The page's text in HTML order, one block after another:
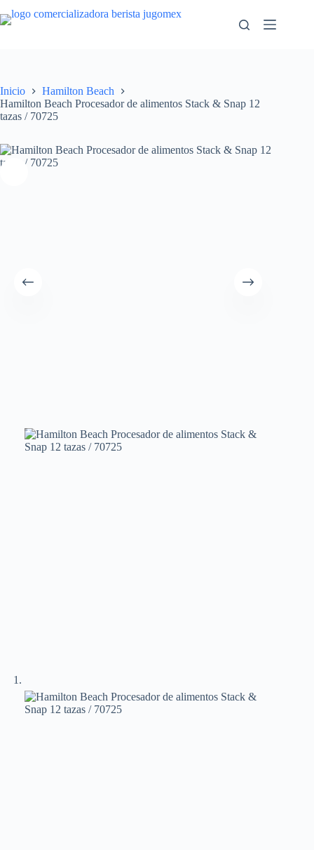
al
Inicio
Hamilton Beach
Hamilton Beach Procesador de alimentos Stack & Snap 12
tazas / 70725